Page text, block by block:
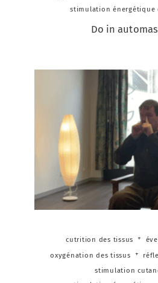
stimulation énergétique
Do in
cutrition des tissus
oxygénation des tissus
stimulation